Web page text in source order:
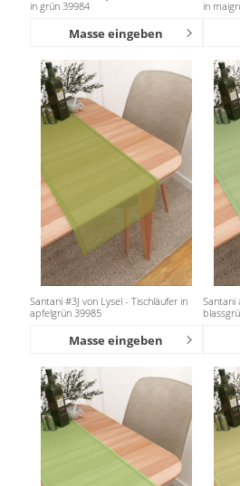
in grün 39984
Masse eingeben
in
Santani #3J von Lysel - Tischläufer in
apfelgrün 39985
Masse eingeben
Santani